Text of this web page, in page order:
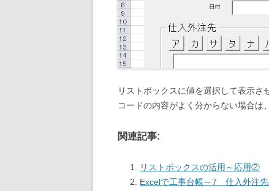
リストボックスに値を選択して表示さ
コードの内容がよく分からない場合は
関連記事:
リストボックスの活用～応用②
Excelで工事台帳～7 仕入外注